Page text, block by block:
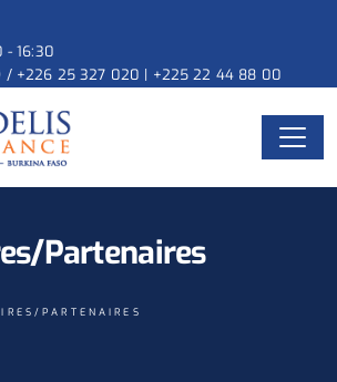
- 16:30
/ +226 25 327 020 | +225 22 44 88 00
Partenaires
PARTENAIRES